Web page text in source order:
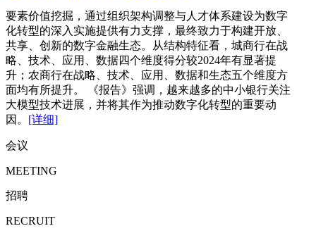
要素价值挖掘，通过组织架构调整与人才体系建设为数字
化转型的深入实施提供有力支撑，最终致力于构建开放、
共享、创新的数字金融生态。从结构特征看，城商行在战
略、技术、应用、数据四个维度得分较2024年有显著提
升；农商行在战略、技术、应用、数据和生态五个维度方
面均有所提升。 《报告》强调，越来越多的中小银行关注
大模型技术进展，并将其作为推动数字化转型的重要动
因。 [详细]
会议
MEETING
招聘
RECRUIT